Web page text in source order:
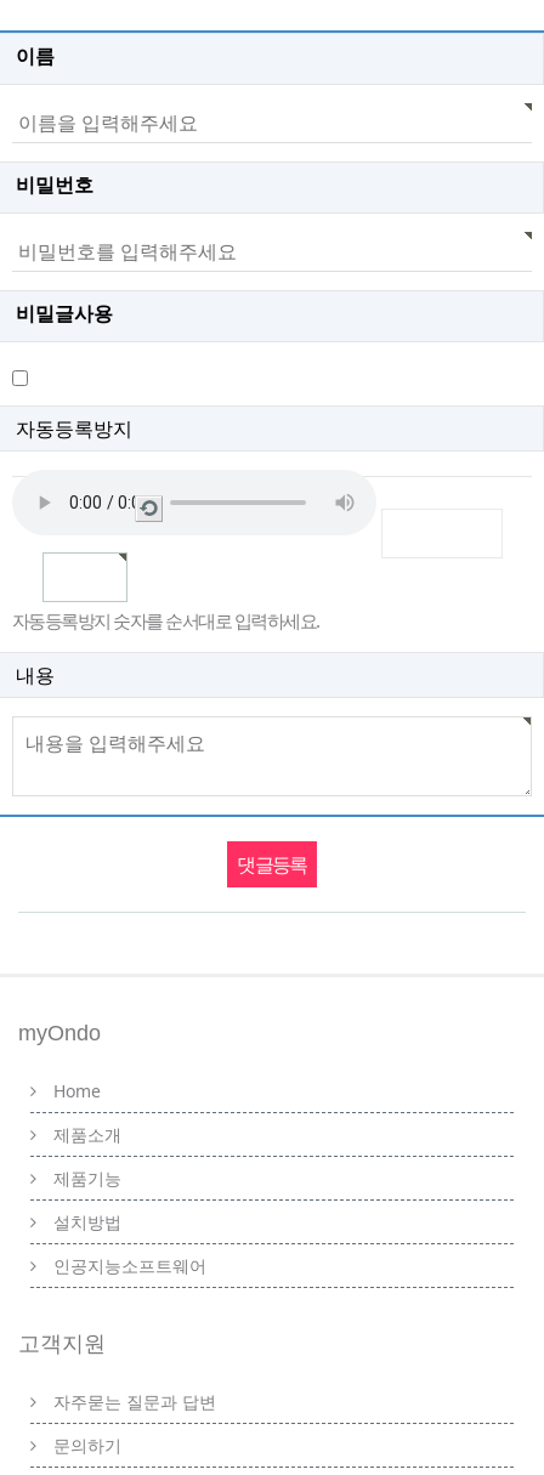
이름
비밀번호
비밀글사용
자동등록방지
새
자동등록방지 숫자를 순서대로 입력하세요.
내용
myOndo
Home
제품소개
제품기능
설치방법
인공지능소프트웨어
고객지원
자주묻는 질문과 답변
문의하기